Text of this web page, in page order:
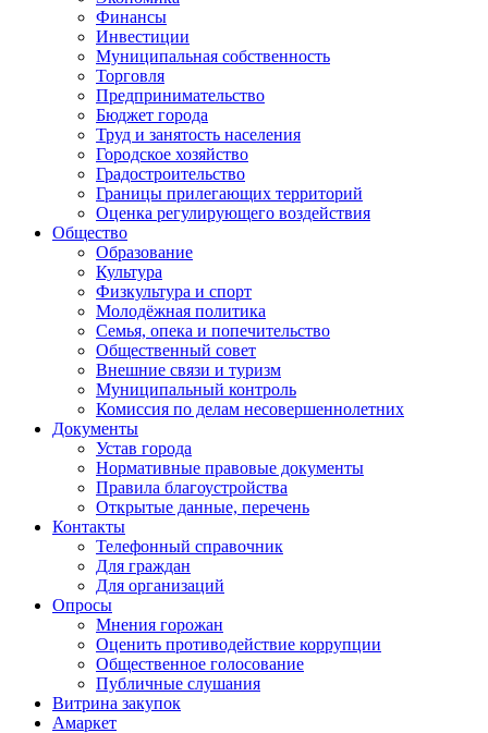
Финансы
Инвестиции
Муниципальная собственность
Торговля
Предпринимательство
Бюджет города
Труд и занятость населения
Городское хозяйство
Градостроительство
Границы прилегающих территорий
Оценка регулирующего воздействия
Общество
Образование
Культура
Физкультура и спорт
Молодёжная политика
Семья, опека и попечительство
Общественный совет
Внешние связи и туризм
Муниципальный контроль
Комиссия по делам несовершеннолетних
Документы
Устав города
Нормативные правовые документы
Правила благоустройства
Открытые данные, перечень
Контакты
Телефонный справочник
Для граждан
Для организаций
Опросы
Мнения горожан
Оценить противодействие коррупции
Общественное голосование
Публичные слушания
Витрина закупок
Амаркет